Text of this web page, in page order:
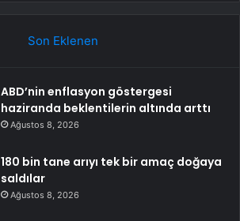
Son Eklenen
ABD’nin enflasyon göstergesi
haziranda beklentilerin altında arttı
Ağustos 8, 2026
180 bin tane arıyı tek bir amaç doğaya
saldılar
Ağustos 8, 2026